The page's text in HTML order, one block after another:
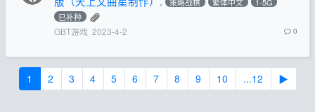
已补种
GBT游戏 2023-4-2 0
1 2 3 4 5 6 7 8 9 10 ...12 ▶